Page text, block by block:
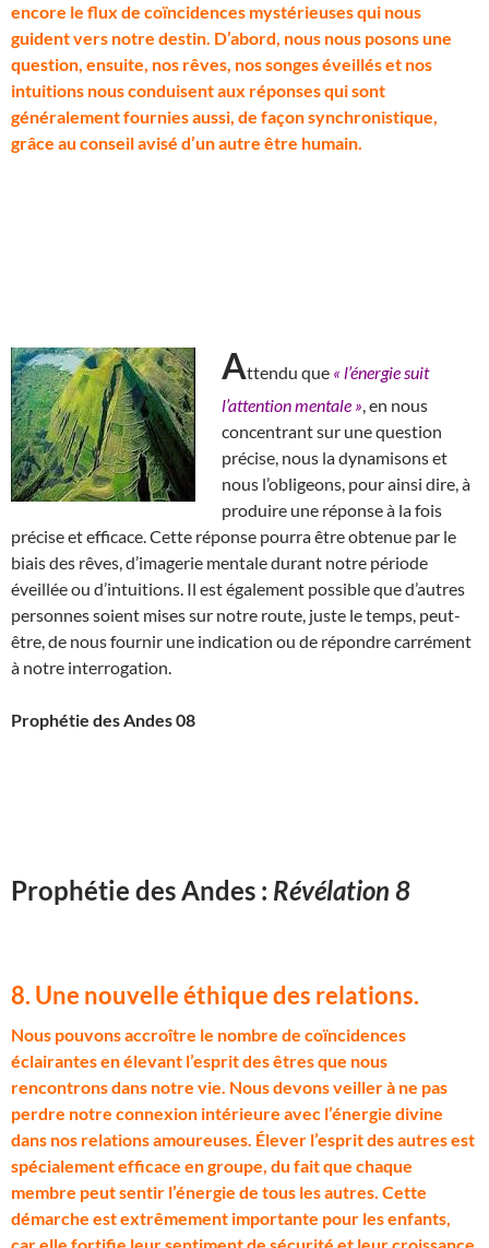
encore le flux de coïncidences mystérieuses qui nous
guident vers notre destin. D’abord, nous nous posons une
question, ensuite, nos rêves, nos songes éveillés et nos
intuitions nous conduisent aux réponses qui sont
généralement fournies aussi, de façon synchronistique,
grâce au conseil avisé d’un autre être humain.
Attendu que « l’énergie suit
l’attention mentale » , en nous
concentrant sur une question
précise, nous la dynamisons et
nous l’obligeons, pour ainsi dire, à
produire une réponse à la fois
précise et efficace. Cette réponse pourra être obtenue par le
biais des rêves, d’imagerie mentale durant notre période
éveillée ou d’intuitions. Il est également possible que d’autres
personnes soient mises sur notre route, juste le temps, peut-
être, de nous fournir une indication ou de répondre carrément
à notre interrogation.
Prophétie des Andes 08
Prophétie des Andes : Révélation 8
8. Une nouvelle éthique des relations.
Nous pouvons accroître le nombre de coïncidences
éclairantes en élevant l’esprit des êtres que nous
rencontrons dans notre vie. Nous devons veiller à ne pas
perdre notre connexion intérieure avec l’énergie divine
dans nos relations amoureuses. Élever l’esprit des autres est
spécialement efficace en groupe, du fait que chaque
membre peut sentir l’énergie de tous les autres. Cette
démarche est extrêmement importante pour les enfants,
car elle fortifie leur sentiment de sécurité et leur croissance